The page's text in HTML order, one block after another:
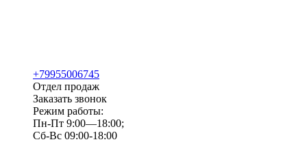
+79955006745
Отдел продаж
Заказать звонок
Режим работы:
Пн-Пт 9:00—18:00;
Сб-Вс 09:00-18:00